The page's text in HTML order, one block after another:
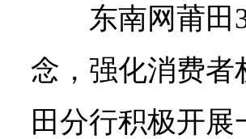
东南网莆田
念，强化消费者
田分行积极开展